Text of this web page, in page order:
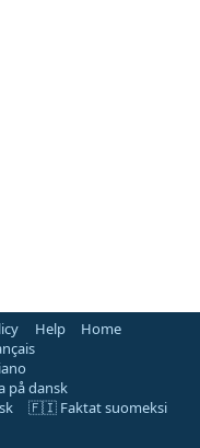
Help
Home
dansk
🇫🇮 Faktat suomeksi